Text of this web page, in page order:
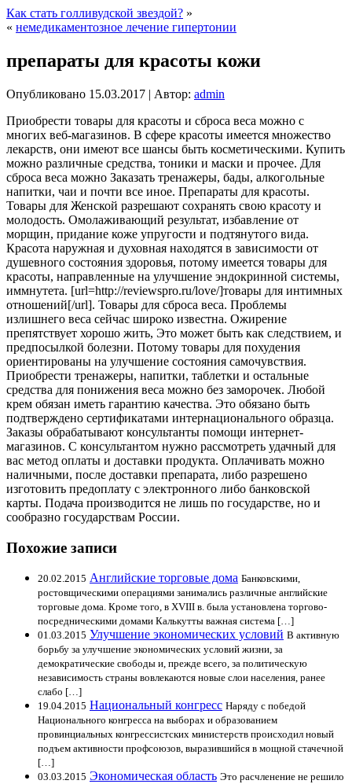
Как стать голливудской звездой? »
« немедикаментозное лечение гипертонии
препараты для красоты кожи
Опубликовано 15.03.2017 | Автор: admin
Приобрести товары для красоты и сброса веса можно с
многих веб-магазинов. В сфере красоты имеется множество
лекарств, они имеют все шансы быть косметическими. Купить
можно различные средства, тоники и маски и прочее. Для
сброса веса можно Заказать тренажеры, бады, алкогольные
напитки, чаи и почти все иное. Препараты для красоты.
Товары для Женской разрешают сохранять свою красоту и
молодость. Омолаживающий результат, избавление от
морщин, придание коже упругости и подтянутого вида.
Красота наружная и духовная находятся в зависимости от
душевного состояния здоровья, потому имеется товары для
красоты, направленные на улучшение эндокринной системы,
иммнутета. [url=http://reviewspro.ru/love/]товары для интимных
отношений[/url]. Товары для сброса веса. Проблемы
излишнего веса сейчас широко известна. Ожирение
препятствует хорошо жить, Это может быть как следствием, и
предпосылкой болезни. Потому товары для похудения
ориентированы на улучшение состояния самочувствия.
Приобрести тренажеры, напитки, таблетки и остальные
средства для понижения веса можно без заморочек. Любой
крем обязан иметь гарантию качества. Это обязано быть
подтверждено сертификатами интернационального образца.
Заказы обрабатывают консультанты помощи интернет-
магазинов. С консультантом нужно рассмотреть удачный для
вас метод оплаты и доставки продукта. Оплачивать можно
наличными, после доставки препарата, либо разрешено
изготовить предоплату с электронного либо банковской
карты. Подача производится не лишь по государстве, но и
сообразно государствам России.
Похожие записи
20.02.2015 Английские торговые дома Банковскими,
ростовщическими операциями занимались различные английские
торговые дома. Кроме того, в XVIII в. была установлена торгово-
посредническими домами Калькутты важная система […]
01.03.2015 Улучшение экономических условий В активную
борьбу за улучшение экономических условий жизни, за
демократические свободы и, прежде всего, за политическую
независимость страны вовлекаются новые слои населения, ранее
слабо […]
19.04.2015 Национальный конгресс Наряду с победой
Национального конгресса на выборах и образованием
провинциальных конгрессистских министерств происходил новый
подъем активности профсоюзов, выразившийся в мощной стачечной
[…]
03.03.2015 Экономическая область Это расчленение не решило